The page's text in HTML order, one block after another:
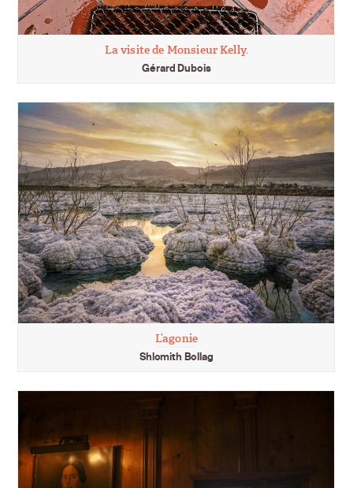
La visite de Monsieur Kelly.
Gérard Dubois
L’agonie
Shlomith Bollag